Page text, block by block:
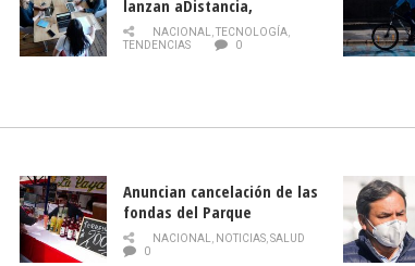
lanzan aDistancia,
plataforma con cursos
gratuitos online sobre
NACIONAL,TECNOLOGÍA,
TENDENCIAS
0
Anuncian cancelación de las
fondas del Parque
O’Higgins debido al
coronavirus
NACIONAL, NOTICIAS,SALUD
0